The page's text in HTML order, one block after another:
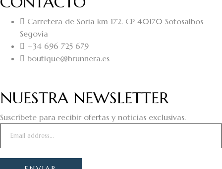
Carretera de Soria km 172. CP 40170 Sotosalbos
Segovia
+34 696 725 679
boutique@brunnera.es
NUESTRA NEWSLETTER
Suscríbete para recibir ofertas y noticias exclusivas.